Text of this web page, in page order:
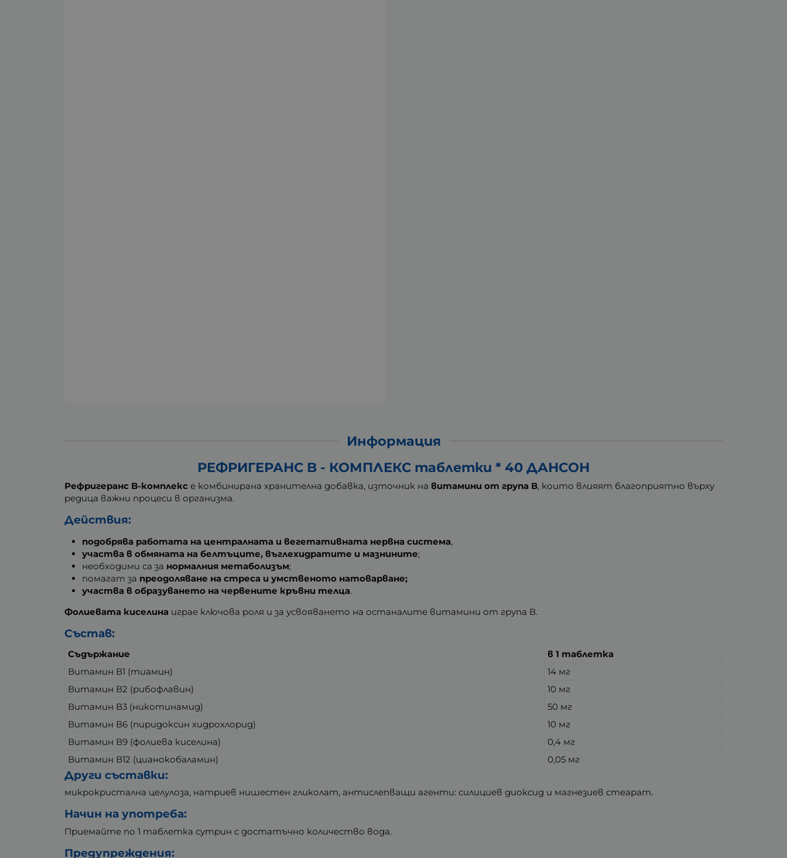
Информация
РЕФРИГЕРАНС B - КОМПЛЕКС таблетки * 40 ДАНСОН
Рефригеранс B-комплекс е комбинирана хранителна добавка, източник на витамини от група В, които влияят благоприятно върху
редица важни процеси в организма.
Действия:
подобрява работата на централната и вегетативната нервна система,
участва в обмяната на белтъците, въглехидратите и мазнините;
необходими са за нормалния метаболизъм;
помагат за преодоляване на стреса и умственото натоварване;
участва в образуването на червените кръвни телца.
Фолиевата киселина играе ключова роля и за усвояването на останалите витамини от група В.
Състав:
Съдържание
в 1 таблетка
Витамин В1 (тиамин)
14 мг
Витамин В2 (рибофлавин)
10 мг
Витамин В3 (никотинамид)
50 мг
Витамин В6 (пиридоксин хидрохлорид)
10 мг
Витамин В9 (фолиева киселина)
0,4 мг
Витамин В12 (цианокобаламин)
0,05 мг
Други съставки:
микрокристална целулоза, натриев нишестен гликолат, антислепващи агенти: силициев диоксид и магнезиев стеарат.
Начин на употреба:
Приемайте по 1 таблетка сутрин с достатъчно количество вода.
Предупреждения: